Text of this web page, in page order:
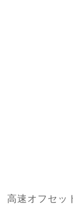
高速オフセ